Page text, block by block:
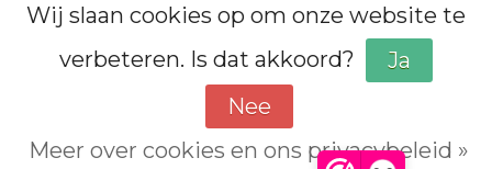
Wij slaan cookies op om onze website te
verbeteren. Is dat akkoord?
Ja
Nee
Meer over cookies en ons privacybeleid »